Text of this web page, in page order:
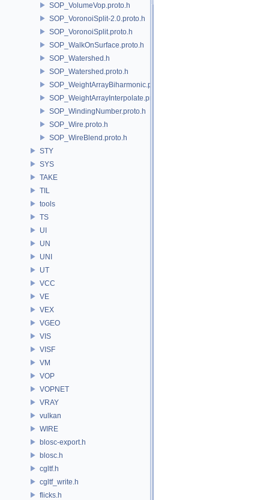
SOP_VolumeVop.proto.h
SOP_VoronoiSplit-2.0.proto.h
SOP_VoronoiSplit.proto.h
SOP_WalkOnSurface.proto.h
SOP_Watershed.h
SOP_Watershed.proto.h
SOP_WeightArrayBiharmonic.proto.h
SOP_WeightArrayInterpolate.proto.h
SOP_WindingNumber.proto.h
SOP_Wire.proto.h
SOP_WireBlend.proto.h
STY
SYS
TAKE
TIL
tools
TS
UI
UN
UNI
UT
VCC
VE
VEX
VGEO
VIS
VISF
VM
VOP
VOPNET
VRAY
vulkan
WIRE
blosc-export.h
blosc.h
cgltf.h
cgltf_write.h
flicks.h